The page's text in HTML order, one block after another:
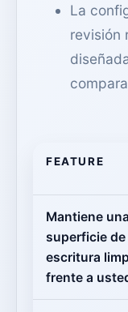
La
revisión
FEATURE
Mantiene una
superficie de
escritura
frente a